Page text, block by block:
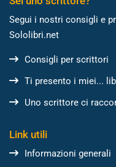
Segui i nostri consigli e
Sololibri.net
Consigli per scrittori
Ti presento i miei...
Uno scrittore ci
Link utili
Informazioni generali